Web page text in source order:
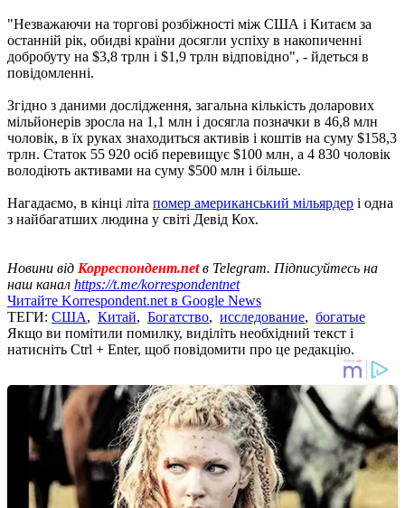
"Незважаючи на торгові розбіжності між США і Китаєм за
останній рік, обидві країни досягли успіху в накопиченні
добробуту на $3,8 трлн і $1,9 трлн відповідно", - йдеться в
повідомленні.
Згідно з даними дослідження, загальна кількість доларових
мільйонерів зросла на 1,1 млн і досягла позначки в 46,8 млн
чоловік, в їх руках знаходиться активів і коштів на суму $158,3
трлн. Статок 55 920 осіб перевищує $100 млн, а 4 830 чоловік
володіють активами на суму $500 млн і більше.
Нагадаємо, в кінці літа помер американський мільярдер і одна
з найбагатших людина у світі Девід Кох.
Новини від Корреспондент.netв Telegram. Підписуйтесь на
наш канал https://t.me/korrespondentnet
Читайте Korrespondent.net в Google News
ТЕГИ: США, Китай, Богатство, исследование, богатые
Якщо ви помітили помилку, виділіть необхідний текст і
натисніть Ctrl + Enter, щоб повідомити про це редакцію.